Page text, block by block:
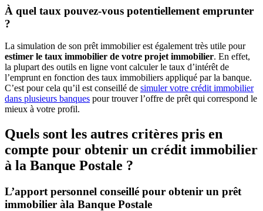
À quel taux pouvez-vous potentiellement emprunter
?
La simulation de son prêt immobilier est également très utile pour
estimer le taux immobilier de votre projet immobilier. En effet,
la plupart des outils en ligne vont calculer le taux d’intérêt de
l’emprunt en fonction des taux immobiliers appliqué par la banque.
C’est pour cela qu’il est conseillé de simuler votre crédit immobilier
dans plusieurs banques pour trouver l’offre de prêt qui correspond le
mieux à votre profil.
Quels sont les autres critères pris en
compte pour obtenir un crédit immobilier
à la Banque Postale ?
L’apport personnel conseillé pour obtenir un prêt
immobilier àla Banque Postale